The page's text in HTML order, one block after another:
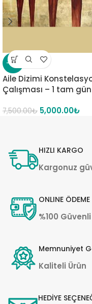
-33%
Aile Dizimi
Çalışması – 1 tam gün
7,500.00₺ 5,000.00₺
HIZLI KARGO
Kargonuz
ONLINE ÖDEME
%100
Memnuniyet
Kaliteli Ürün
HEDİYE